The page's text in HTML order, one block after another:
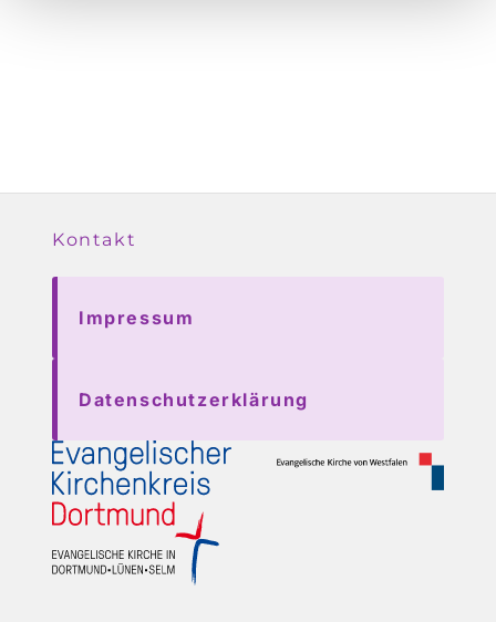
Kontakt
Impressum
Datenschutzerklärung